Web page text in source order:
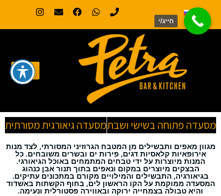
מסעדה פתוחה בשישי ושבתמסעדה גיאורגית מסורתית
מגוון מאפים ותבשילים מן המטבח הגרוזיני המסורתי, לצד מנות
אירופאיות קלאסיות דגים, פירות ים ובשרים משובחים. כל
המנות מיוצרות על ידי טבחים המתמחים באוכל הגיאורגי.
הבצקים מיוצרים במקום ונאפים בתוך תנור אבן כנהוג
בגיאורגיה, התבשילים והמילויים מקורם במתכונים עתיקים.
המסעדה ממוקמת על הקו הראשון לים, בחוף הקשתות באשדוד
והיא טבולה בצמחייה ירוקה ובאווירה פסטורלית ונעימה.
חייג/י